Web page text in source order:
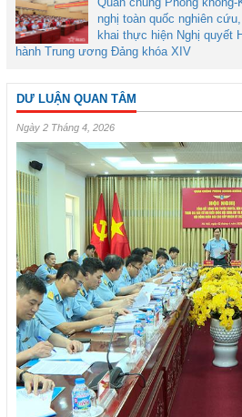
nghị toàn quốc nghiên
khai thực hiện Nghị quyết
hành Trung ương Đảng khóa XIV
DƯ LUẬN QUAN TÂM
Ngày 2 Tháng 4, 2026